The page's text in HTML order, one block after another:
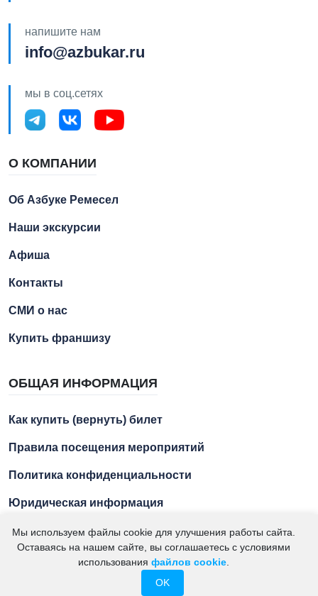
напишите нам
info@azbukar.ru
мы в соц.сетях
О КОМПАНИИ
Об Азбуке Ремесел
Наши экскурсии
Афиша
Контакты
СМИ о нас
Купить франшизу
ОБЩАЯ ИНФОРМАЦИЯ
Как купить (вернуть) билет
Правила посещения мероприятий
Политика конфиденциальности
Юридическая информация
2021 – 2026. "Азбука Ремесел" – экскурсии для детей и
подростков. ИП Кумсиев М.А. ИНН 234102429256
Мы используем файлы cookie для улучшения работы сайта.
Оставаясь на нашем сайте, вы соглашаетесь с условиями
использования файлов cookie
OK